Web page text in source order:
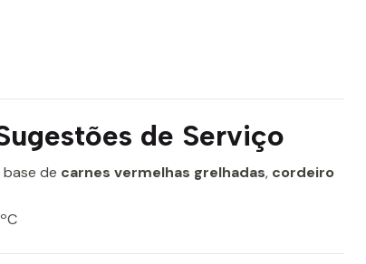
de Serviço
de carnes vermelhas grelhadas, cordeiro